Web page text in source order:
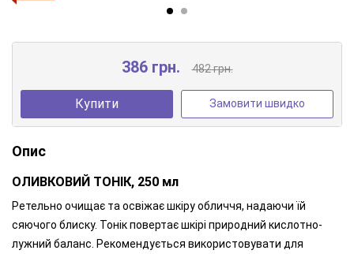
386 грн. 482 грн.
Купити Замовити швидко
Опис
ОЛИВКОВИЙ ТОНІК, 250 мл
Ретельно очищає та освіжає шкіру обличчя, надаючи їй
сяючого блиску. Тонік повертає шкірі природний кислотно-
лужний баланс. Рекомендується використовувати для